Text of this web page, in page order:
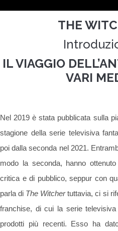
THE
IL VIAGGIO
VARI
Nel 2019 è stata pubblicata sulla
stagione della serie televisiva
poi dalla seconda nel 2021.
modo la seconda, hanno
critica e di pubblico, seppur con
parla di The Witchertuttavia, ci si
franchise, di cui la serie
prodotti più recenti. Esso ha